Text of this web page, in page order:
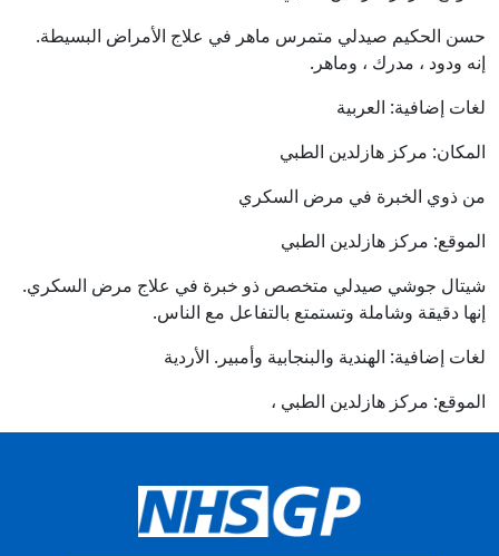
حسن الحكيم صيدلي متمرس ماهر في علاج الأمراض البسيطة.
إنه ودود ، مدرك ، وماهر.
لغات إضافية: العربية
المكان: مركز هازلدين الطبي
من ذوي الخبرة في مرض السكري
الموقع: مركز هازلدين الطبي
شيتال جوشي صيدلي متخصص ذو خبرة في علاج مرض السكري.
إنها دقيقة وشاملة وتستمتع بالتفاعل مع الناس.
لغات إضافية: الهندية والبنجابية وأمبير. الأردية
الموقع: مركز هازلدين الطبي ،